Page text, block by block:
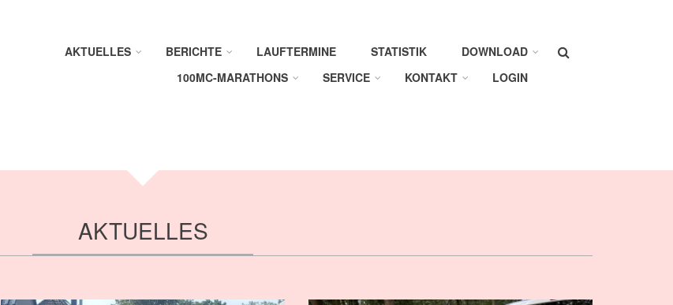
Suche
AKTUELLES BERICHTE LAUFTERMINE STATISTIK
DOWNLOAD
100MC-MARATHONS
SERVICE KONTAKT LOGIN
AKTUELLES